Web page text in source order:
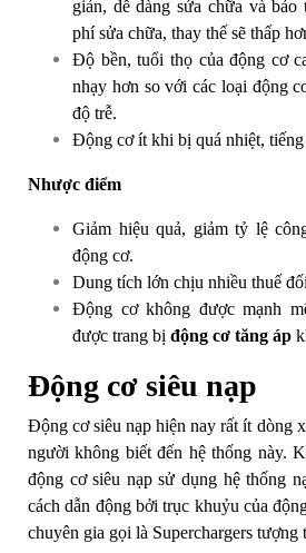
giản, dễ dàng sửa chữa và
phí sửa chữa, thay thế sẽ thấp
Độ bền, tuổi thọ của động cơ
nhạy hơn so với các loại động
độ trễ.
Động cơ ít khi bị quá nhiệt,
Nhược điểm
Giảm hiệu quả, giảm tỷ lệ
động cơ.
Dung tích lớn chịu nhiều thuế
Động cơ không được mạnh
được trang bị động cơ tăng áp
Động cơ siêu nạp
Động cơ siêu nạp hiện nay rất ít dòng
người không biết đến hệ thống này.
động cơ siêu nạp sử dụng hệ thống
cách dẫn động bởi trục khuỷu của
chuyên gia gọi là Superchargers tượng